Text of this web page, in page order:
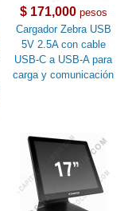
$ 171,000pesos
Cargador Zebra USB
5V 2.5A con cable
USB-C a USB-A para
carga y comunicación